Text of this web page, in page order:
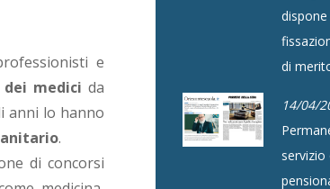
e
medici da
anni lo hanno
.
di concorsi
di
14/04/
servizio